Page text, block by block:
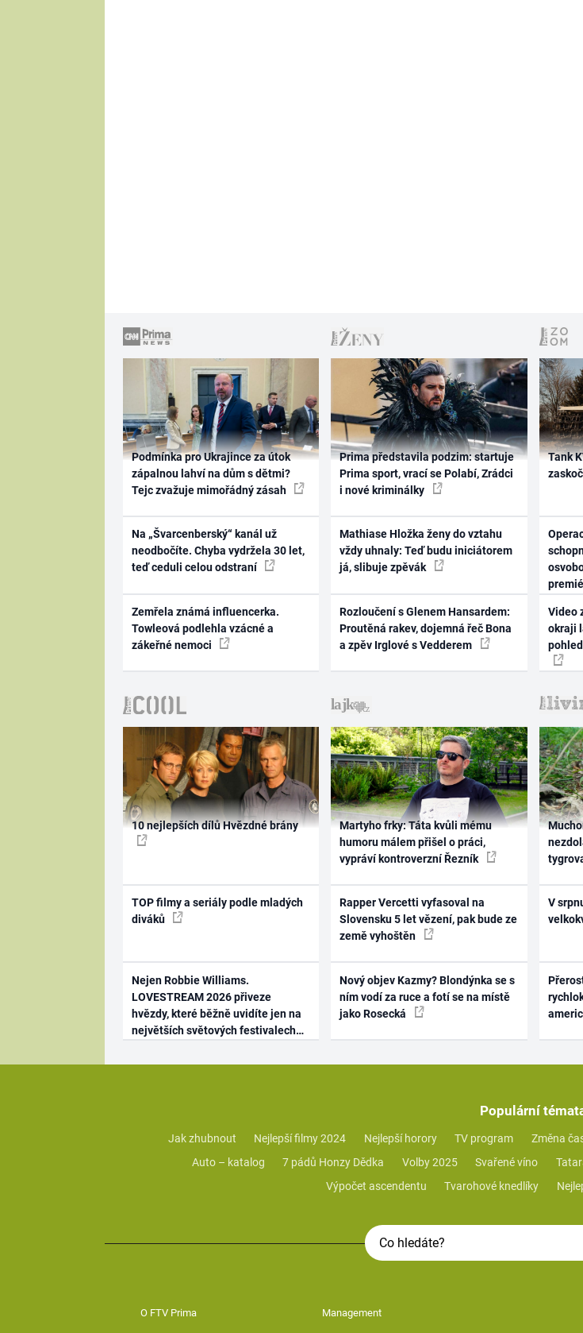
Podmínka pro Ukrajince za útok
zápalnou lahví na dům s dětmi?
Tejc zvažuje mimořádný zásah
Na „Švarcenberský“ kanál už
neodbočíte. Chyba vydržela 30 let,
teď ceduli celou odstraní
Zemřela známá influencerka.
Towleová podlehla vzácné a
zákeřné nemoci
Prima představila podzim: startuje
Prima sport, vrací se Polabí, Zrádci
i nové kriminálky
Mathiase Hložka ženy do vztahu
vždy uhnaly: Teď budu iniciátorem
já, slibuje zpěvák
Rozloučení s Glenem Hansardem:
Proutěná rakev, dojemná řeč Bona
a zpěv Irglové s Vedderem
Tank
Video
okraji
10 nejlepších dílů Hvězdné brány
TOP filmy a seriály podle mladých
diváků
Nejen Robbie Williams.
LOVESTREAM 2026 přiveze
hvězdy, které běžně uvidíte jen na
největších světových festivalech
Martyho frky: Táta kvůli mému
humoru málem přišel o práci,
vypráví kontroverzní Řezník
Rapper Vercetti vyfasoval na
Slovensku 5 let vězení, pak bude ze
země vyhoštěn
Nový objev Kazmy? Blondýnka se s
ním vodí za ruce a fotí se na místě
jako Rosecká
V
Populární
Jak zhubnout Nejlepší filmy 2024 Nejlepší horory TV program Změna
Auto – katalog
7 pádů Honzy Dědka Volby 2025 Svařené víno
Výpočet ascendentu
Tvarohové knedlíky
O FTV Prima Management